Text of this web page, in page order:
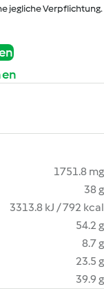
jegliche Verpflichtung.
1751.8 mg
38 g
3313.8 kJ / 792 kcal
54.2 g
8.7 g
23.5 g
39.9 g